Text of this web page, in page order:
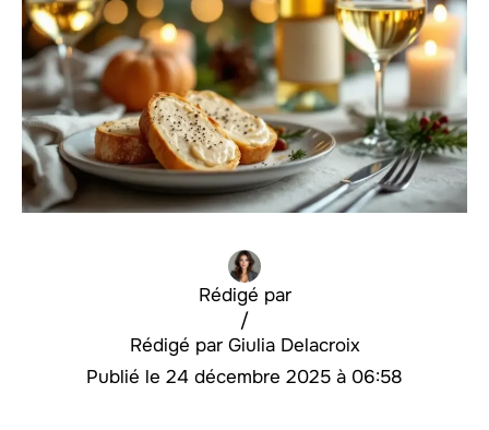
Rédigé par
Giulia Delacroix
/
24 décembre 2025 à 06:58